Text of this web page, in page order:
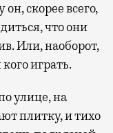
скорее всего,
что они
Или, наоборот,
играть.
улице, на
плитку, и тихо